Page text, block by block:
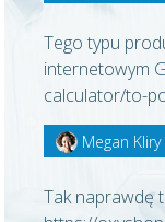
Tego typu
internetowym
calculator/to-
Megan Kliry
Tak naprawdę